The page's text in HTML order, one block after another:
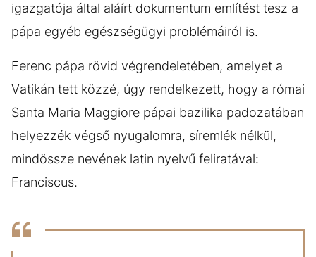
igazgatója által aláírt dokumentum említést tesz a
pápa egyéb egészségügyi problémáiról is.
Ferenc pápa rövid végrendeletében, amelyet a
Vatikán tett közzé, úgy rendelkezett, hogy a római
Santa Maria Maggiore pápai bazilika padozatában
helyezzék végső nyugalomra, síremlék nélkül,
mindössze nevének latin nyelvű feliratával:
Franciscus.